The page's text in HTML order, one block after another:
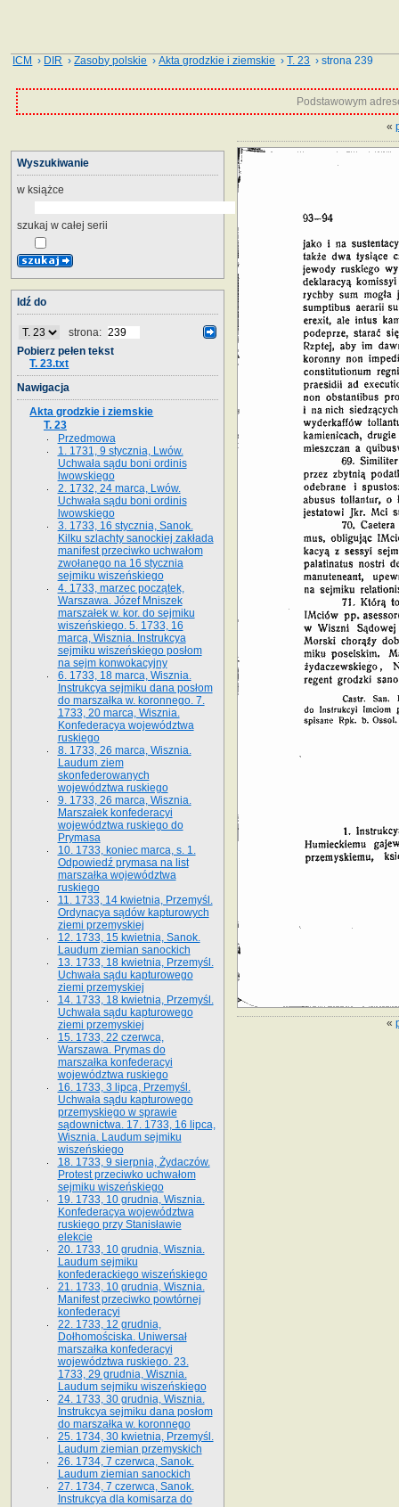
ICM › DIR ›Zasoby polskie ›Akta grodzkie i ziemskie ›T. 23 › strona 239
Podstawowym
«
«
Wyszukiwanie
w książce
szukaj w całej serii
Idź do
strona:
Pobierz pełen tekst
T. 23.txt
Nawigacja
Akta grodzkie i ziemskie
T. 23
Przedmowa
1. 1731, 9 stycznia, Lwów.
Uchwała sądu boni ordinis
lwowskiego
2. 1732, 24 marca, Lwów.
Uchwała sądu boni ordinis
lwowskiego
3. 1733, 16 stycznia, Sanok.
Kilku szlachty sanockiej zakłada
manifest przeciwko uchwałom
zwołanego na 16 stycz­nia
sejmiku wiszeńskiego
4. 1733, marzec początek,
Warszawa. Józef Mniszek
marszałek w. kor. do sejmiku
wiszeńskiego. 5. 1733, 16
marca, Wisznia. Instrukcya
sejmiku wiszeńskiego posłom
na sejm konwokacyjny
6. 1733, 18 marca, Wisznia.
Instrukcya sejmiku dana posłom
do marszałka w. koronnego. 7.
1733, 20 marca, Wisznia.
Konfederacya województwa
ruskiego
8. 1733, 26 marca, Wisznia.
Laudum ziem
skonfederowanych
województwa ruskiego
9. 1733, 26 marca, Wisznia.
Marszałek konfederacyi
województwa ruskiego do
Prymasa
10. 1733, koniec marca, s. 1.
Odpowiedź prymasa na list
marszałka województwa
ruskiego
11. 1733, 14 kwietnia, Przemyśl.
Ordynacya sądów kapturowych
ziemi przemyskiej
12. 1733, 15 kwietnia, Sanok.
Laudum ziemian sanockich
13. 1733, 18 kwietnia, Przemyśl.
Uchwała sądu kapturowego
ziemi przemyskiej
14. 1733, 18 kwietnia, Przemyśl.
Uchwała sądu kapturowego
ziemi przemyskiej
15. 1733, 22 czerwca,
Warszawa. Prymas do
marszałka konfederacyi
województwa ruskiego
16. 1733, 3 lipca, Przemyśl.
Uchwała sądu kapturowego
przemyskiego w sprawie
sądownictwa. 17. 1733, 16 lipca,
Wisznia. Laudum sejmiku
wiszeńskiego
18. 1733, 9 sierpnia, Żydaczów.
Protest przeciwko uchwałom
sejmiku wiszeńskiego
19. 1733, 10 grudnia, Wisznia.
Konfederacya województwa
ruskiego przy Stanisławie
elekcie
20. 1733, 10 grudnia, Wisznia.
Laudum sejmiku
konfederackiego wiszeńskiego
21. 1733, 10 grudnia, Wisznia.
Manifest przeciwko powtórnej
konfederacyi
22. 1733, 12 grudnia,
Dołhomościska. Uniwersał
marszałka konfederacyi
województwa ruskiego. 23.
1733, 29 grudnia, Wisznia.
Laudum sejmiku wiszeńskiego
24. 1733, 30 grudnia, Wisznia.
Instrukcya sejmiku dana posłom
do marszałka w. koronnego
25. 1734, 30 kwietnia, Przemyśl.
Laudum ziemian przemyskich
26. 1734, 7 czerwca, Sanok.
Laudum ziemian sanockich
27. 1734, 7 czerwca, Sanok.
Instrukcya dla komisarza do